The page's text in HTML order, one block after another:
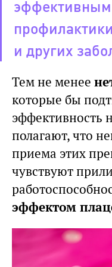
эффективным
и других
Тем не менее
которые бы
эффективность
полагают, что
приема этих
чувствуют
эффектом